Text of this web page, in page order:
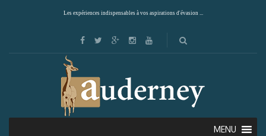
Les expériences indispensables à vos aspirations d'évasion ...
MENU
AU PLUS PROCHE DES PEUPLES…